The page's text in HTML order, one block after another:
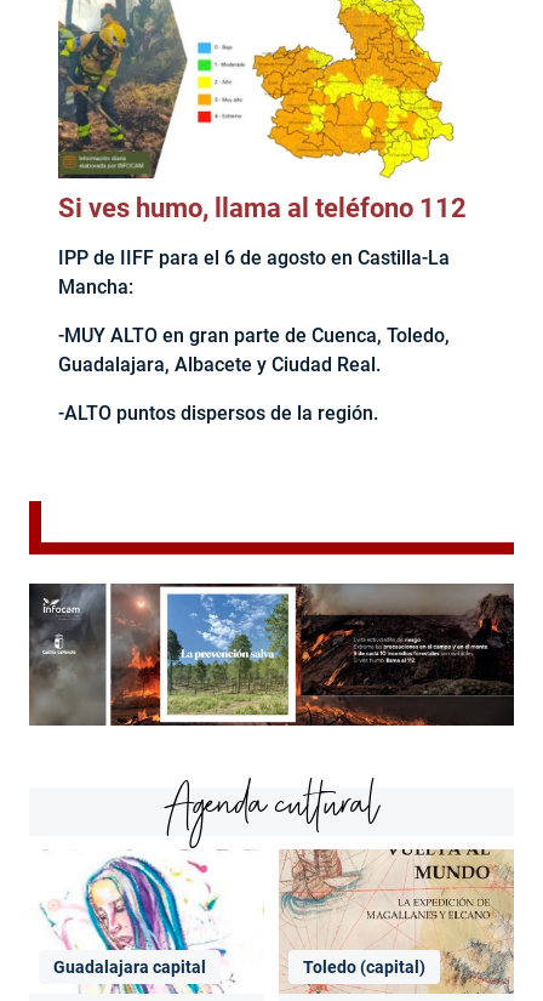
Si ves humo, llama al teléfono 112
IPP de IIFF para el 6 de agosto en Castilla-La
Mancha:
-MUY ALTO en gran parte de Cuenca, Toledo,
Guadalajara, Albacete y Ciudad Real.
-ALTO puntos dispersos de la región.
Agenda cultural
Guadalajara capital Toledo (capital)